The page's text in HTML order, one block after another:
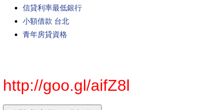
信貸利率最低銀行
小額借款 台北
青年房貸資格
http://goo.gl/aifZ8l